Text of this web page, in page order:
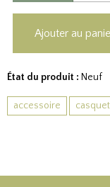
Ajouter au
État du produit : Neuf
accessoire